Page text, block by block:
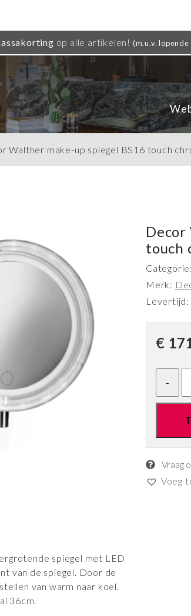
op alle artikelen! (m.u.v. lopende
Walther make-up spiegel BS16 touch
spiegel met LED
van de spiegel. Door de
van warm naar koel.
36cm.
Decor
touch
Categorie:
Merk:
Levertijd:
€
Vraag
Voeg